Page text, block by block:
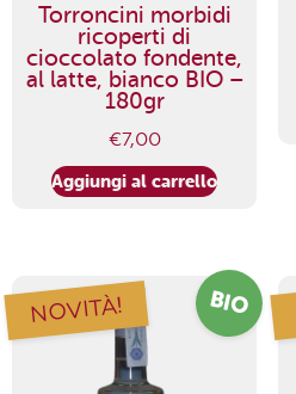
Torroncini morbidi
ricoperti di
cioccolato fondente,
al latte, bianco BIO –
180gr
€7,00
Aggiungi al carrello
BIO
NOVITÀ!